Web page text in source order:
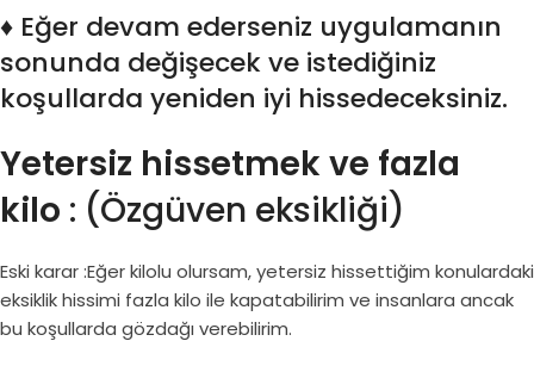
♦ Eğer devam ederseniz uygulamanın
sonunda değişecek ve istediğiniz
koşullarda yeniden iyi hissedeceksiniz.
Yetersiz hissetmek ve fazla
kilo : (Özgüven eksikliği)
Eski karar :Eğer kilolu olursam, yetersiz hissettiğim konulardaki
eksiklik hissimi fazla kilo ile kapatabilirim ve insanlara ancak
bu koşullarda gözdağı verebilirim.